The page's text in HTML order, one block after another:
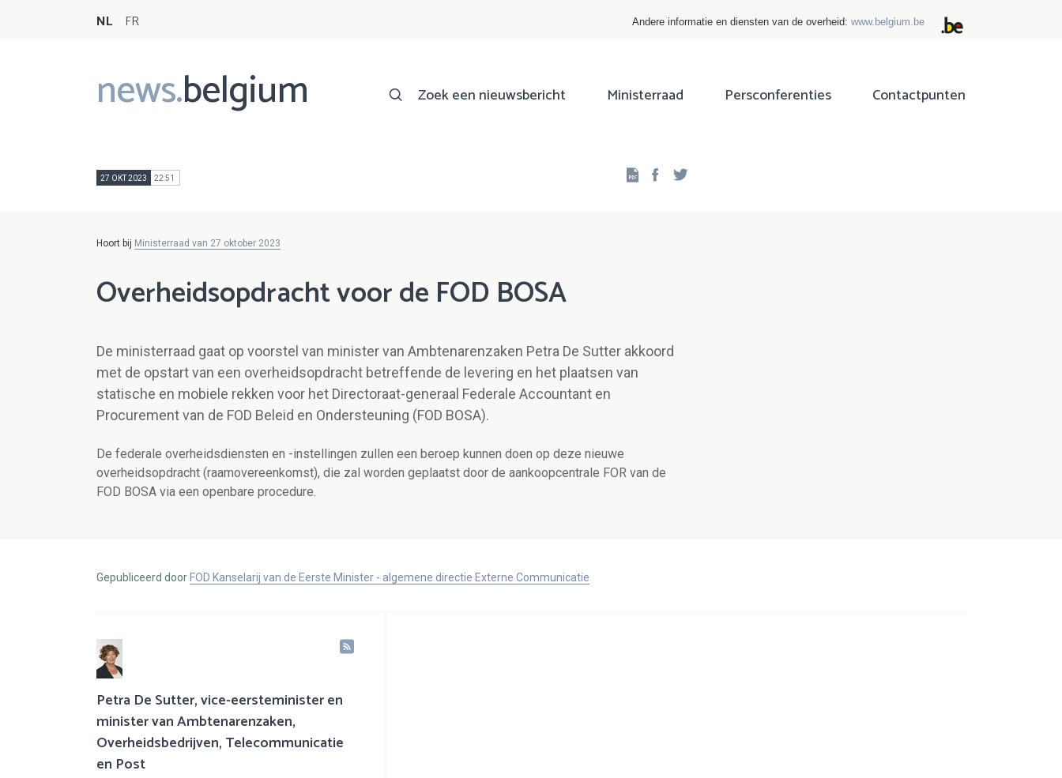
NL FR Andere informatie en diensten van de overheid: www.belgium.be
news.belgium
Main
navigation
Zoek een nieuwsbericht Ministerraad Persconferenties Contactpunten
27 OKT 2023 22:51 Facebook
Hoort bij Ministerraad van 27 oktober 2023
Overheidsopdracht voor de FOD BOSA
De ministerraad gaat op voorstel van minister van Ambtenarenzaken Petra De Sutter akkoord
met de opstart van een overheidsopdracht betreffende de levering en het plaatsen van
statische en mobiele rekken voor het Directoraat-generaal Federale Accountant en
Procurement van de FOD Beleid en Ondersteuning (FOD BOSA).
De federale overheidsdiensten en -instellingen zullen een beroep kunnen doen op deze nieuwe
overheidsopdracht (raamovereenkomst), die zal worden geplaatst door de aankoopcentrale FOR van de
FOD BOSA via een openbare procedure.
Gepubliceerd door FOD Kanselarij van de Eerste Minister - algemene directie Externe Communicatie
Petra De Sutter, vice-eersteminister en
minister van Ambtenarenzaken,
Overheidsbedrijven, Telecommunicatie
en Post